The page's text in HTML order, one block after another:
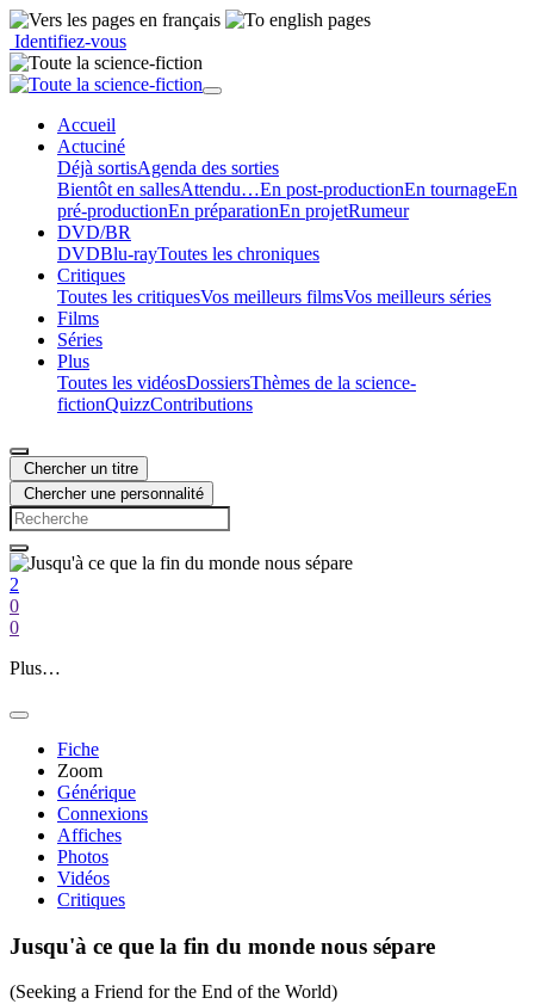
Identifiez-vous
Accueil
Actuciné
Déjà sortisAgenda des sorties
Bientôt en sallesAttendu…En post-productionEn tournageEn
pré-productionEn préparationEn projetRumeur
DVD/BR
DVDBlu-rayToutes les chroniques
Critiques
Toutes les critiquesVos meilleurs filmsVos meilleurs séries
Films
Séries
Plus
Toutes les vidéosDossiersThèmes de la science-
fictionQuizzContributions
Chercher un titre
Chercher une personnalité
2
0
0
Plus…
Fiche
Zoom
Générique
Connexions
Affiches
Photos
Vidéos
Critiques
Jusqu'à ce que la fin du monde nous sépare
(Seeking a Friend for the End of the World)